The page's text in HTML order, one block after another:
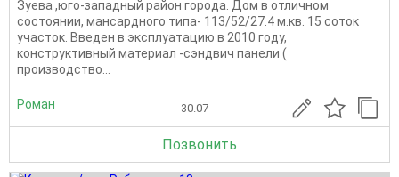
Зуева ,юго-западный район города. Дом в отличном
состоянии, мансардного типа- 113/52/27.4 м.кв. 15 соток
участок. Введен в эксплуатацию в 2010 году,
конструктивный материал -сэндвич панели (
производство...
Роман 30.07
Позвонить